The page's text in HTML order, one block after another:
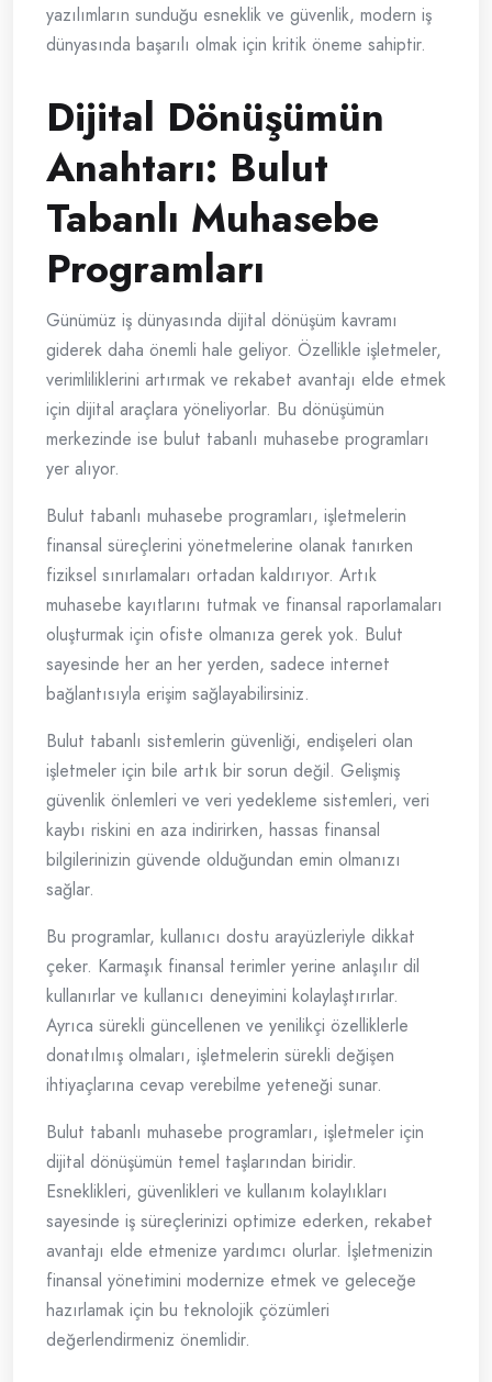
yazılımların sunduğu esneklik ve güvenlik, modern iş
dünyasında başarılı olmak için kritik öneme sahiptir.
Dijital Dönüşümün
Anahtarı: Bulut
Tabanlı Muhasebe
Programları
Günümüz iş dünyasında dijital dönüşüm kavramı
giderek daha önemli hale geliyor. Özellikle işletmeler,
verimliliklerini artırmak ve rekabet avantajı elde etmek
için dijital araçlara yöneliyorlar. Bu dönüşümün
merkezinde ise bulut tabanlı muhasebe programları
yer alıyor.
Bulut tabanlı muhasebe programları, işletmelerin
finansal süreçlerini yönetmelerine olanak tanırken
fiziksel sınırlamaları ortadan kaldırıyor. Artık
muhasebe kayıtlarını tutmak ve finansal raporlamaları
oluşturmak için ofiste olmanıza gerek yok. Bulut
sayesinde her an her yerden, sadece internet
bağlantısıyla erişim sağlayabilirsiniz.
Bulut tabanlı sistemlerin güvenliği, endişeleri olan
işletmeler için bile artık bir sorun değil. Gelişmiş
güvenlik önlemleri ve veri yedekleme sistemleri, veri
kaybı riskini en aza indirirken, hassas finansal
bilgilerinizin güvende olduğundan emin olmanızı
sağlar.
Bu programlar, kullanıcı dostu arayüzleriyle dikkat
çeker. Karmaşık finansal terimler yerine anlaşılır dil
kullanırlar ve kullanıcı deneyimini kolaylaştırırlar.
Ayrıca sürekli güncellenen ve yenilikçi özelliklerle
donatılmış olmaları, işletmelerin sürekli değişen
ihtiyaçlarına cevap verebilme yeteneği sunar.
Bulut tabanlı muhasebe programları, işletmeler için
dijital dönüşümün temel taşlarından biridir.
Esneklikleri, güvenlikleri ve kullanım kolaylıkları
sayesinde iş süreçlerinizi optimize ederken, rekabet
avantajı elde etmenize yardımcı olurlar. İşletmenizin
finansal yönetimini modernize etmek ve geleceğe
hazırlamak için bu teknolojik çözümleri
değerlendirmeniz önemlidir.